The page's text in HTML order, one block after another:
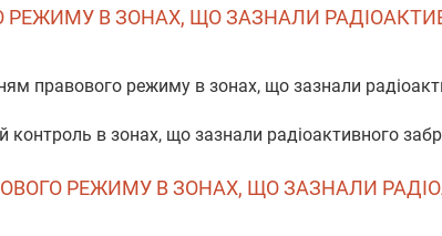
РЕЖИМУ В ЗОНАХ, ЩО ЗАЗНАЛИ
правового режиму в зонах, що зазнали
контроль в зонах, що зазнали радіоактивного
РЕЖИМУ В ЗОНАХ, ЩО ЗАЗНАЛИ